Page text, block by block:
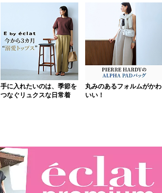
手に入れたいのは、季節を
つなぐリュクスな日常着
丸みのあるフォルムがかわ
いい！